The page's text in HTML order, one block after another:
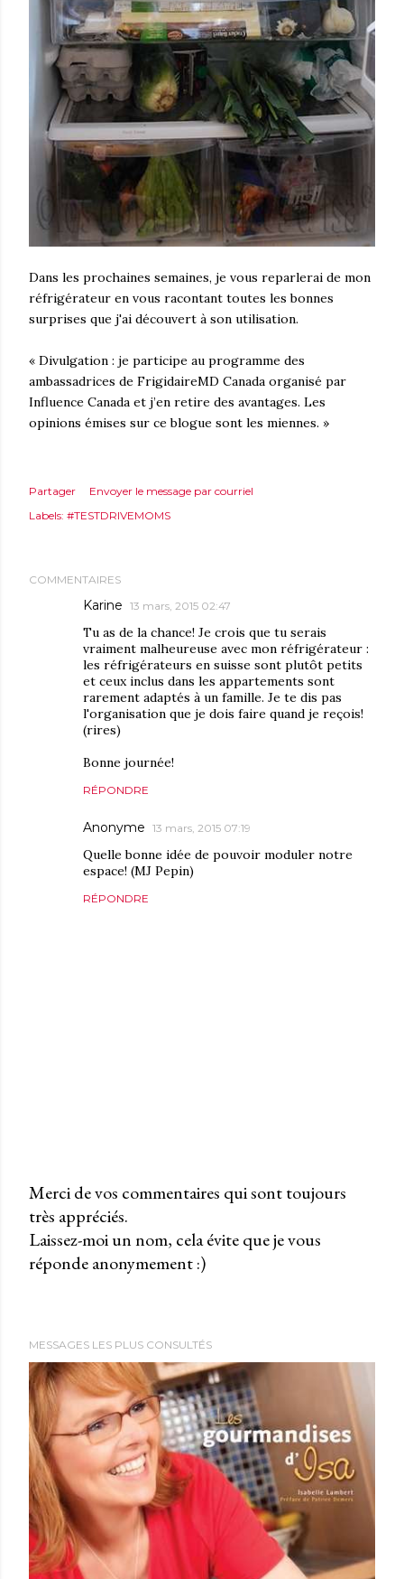
Dans les prochaines semaines, je vous reparlerai de mon
réfrigérateur en vous racontant toutes les bonnes
surprises que j'ai découvert à son utilisation.
« Divulgation : je participe au programme des
ambassadrices de FrigidaireMD Canada organisé par
Influence Canada et j’en retire des avantages. Les
opinions émises sur ce blogue sont les miennes. »
Partager
Envoyer le message par courriel
Labels: #TESTDRIVEMOMS
COMMENTAIRES
Karine 13 mars, 2015 02:47
Tu as de la chance! Je crois que tu serais
vraiment malheureuse avec mon réfrigérateur :
les réfrigérateurs en suisse sont plutôt petits
et ceux inclus dans les appartements sont
rarement adaptés à un famille. Je te dis pas
l'organisation que je dois faire quand je reçois!
(rires)
Bonne journée!
RÉPONDRE
Anonyme 13 mars, 2015 07:19
Quelle bonne idée de pouvoir moduler notre
espace! (MJ Pepin)
RÉPONDRE
P
u
b
r
u
n
c
o
m
m
e
n
t
Merci de vos commentaires qui sont toujours
très appréciés.
Laissez-moi un nom, cela évite que je vous
réponde anonymement :)
MESSAGES LES PLUS CONSULTÉS